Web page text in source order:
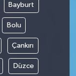
Bayburt
Bolu
Çankırı
Düzce